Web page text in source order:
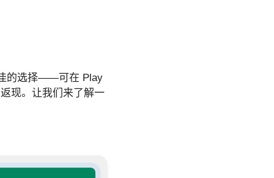
的选择——可在 Play
现。让我们来了解一